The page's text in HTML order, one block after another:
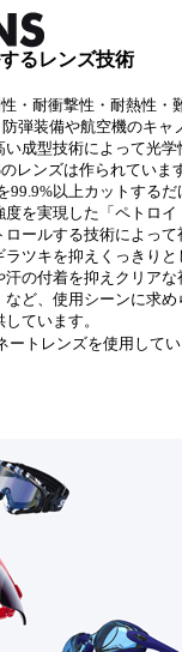
るレンズ技術
・耐衝撃性・耐熱性・
弾装備や航空機のキャ
成型技術によって光学
レンズは作られていま
99.9%以上カットするだ
を実現した「ペトロイ
ールする技術によって
ツキを抑えくっきりと
の付着を抑えクリアな
ど、使用シーンに求め
ています。
トレンズを使用して